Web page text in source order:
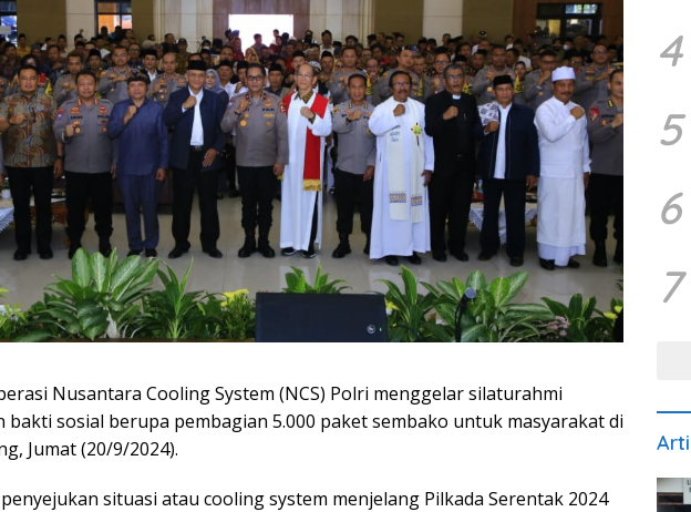
Nusantara Cooling System (NCS) Polri menggelar silaturahmi
bakti sosial berupa pembagian 5.000 paket sembako untuk masyarakat di
Jumat (20/9/2024).
situasi atau cooling system menjelang Pilkada Serentak 2024
4
5
6
7